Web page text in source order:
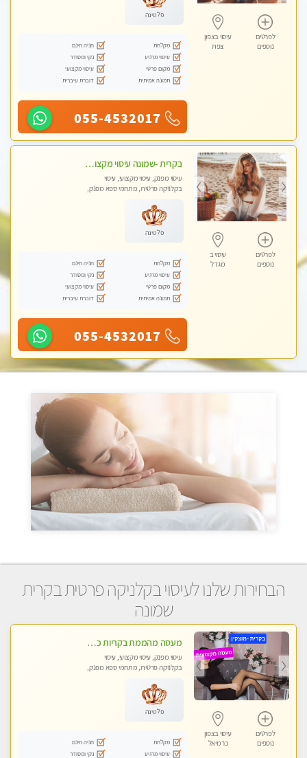
לפרטים
נוספים
עיסוי בצפון
צפת
פלטינה
מקלחת
חניה חינם
עיסוי מרגיע
נקי ומסודר
מקום פרטי
עיסוי מקצועי
תמונה אמיתית
דוברת עיברית
055-4532017
לפרטים
נוספים
עיסוי ב
מגדל
בקרית -שמונה עיסוי מקצועי מפנק עיסוי עם אבנים חמות. מעסה עם תעודות. טיפול מרגיע ומפנק באווירה נעימה ושקטה
עיסוי מפנק, עיסוי מקצועי, עיסוי
בקלניקה פרטית, מתחמי ספא מפנק,
פלטינה
מקלחת
חניה חינם
עיסוי מרגיע
נקי ומסודר
מקום פרטי
עיסוי מקצועי
תמונה אמיתית
דוברת עיברית
055-4532017
הבחירות שלנו לעיסוי בקלניקה פרטית בקרית
שמונה
לפרטים
נוספים
עיסוי בצפון
כרמיאל
מעסה מהממת בקריות כל סוגי העיסויים מעסה מקצועית ואיכותית פרטי!!!
עיסוי מפנק, עיסוי מקצועי, עיסוי
בקלניקה פרטית, מתחמי ספא מפנק,
פלטינה
מקלחת
חניה חינם
עיסוי מרגיע
נקי ומסודר